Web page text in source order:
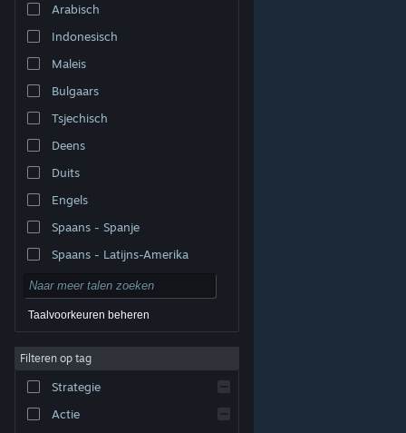
© Valve Corporation. Alle rechten voorbehouden. Alle
handelsmerken zijn eigendom van hun respectieve
Privacybeleid|Juridische informatie
Toegankelijkheid
|
Terugbetalingen
Arabisch
Indonesisch
Maleis
Bulgaars
Tsjechisch
Deens
Duits
Engels
Spaans - Spanje
Spaans - Latijns-Amerika
Taalvoorkeuren beheren
Filteren op tag
Strategie
Actie